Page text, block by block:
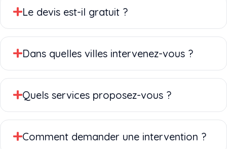
Le devis est-il gratuit ?
Dans quelles villes intervenez-vous ?
Quels services proposez-vous ?
Comment demander une intervention ?